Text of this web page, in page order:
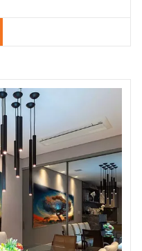
os modelos